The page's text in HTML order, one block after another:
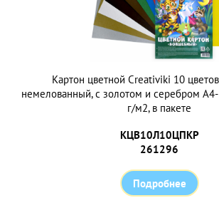
Картон цветной Creativiki 10
немелованный, с золотом и серебром
г/м2, в пакете
КЦВ10Л10ЦПКР
261296
Подробнее